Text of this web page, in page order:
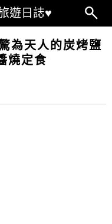
遊日誌♥
為天人的炭烤鹽
燒定食